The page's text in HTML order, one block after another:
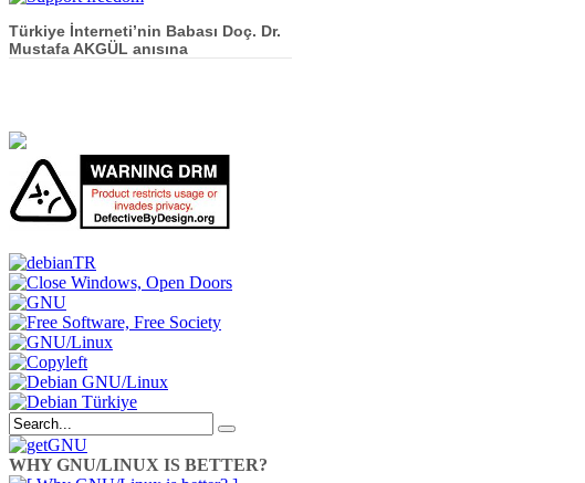
Türkiye İnterneti’nin Babası Doç. Dr.
Mustafa AKGÜL anısına
WHY GNU/LINUX IS BETTER?